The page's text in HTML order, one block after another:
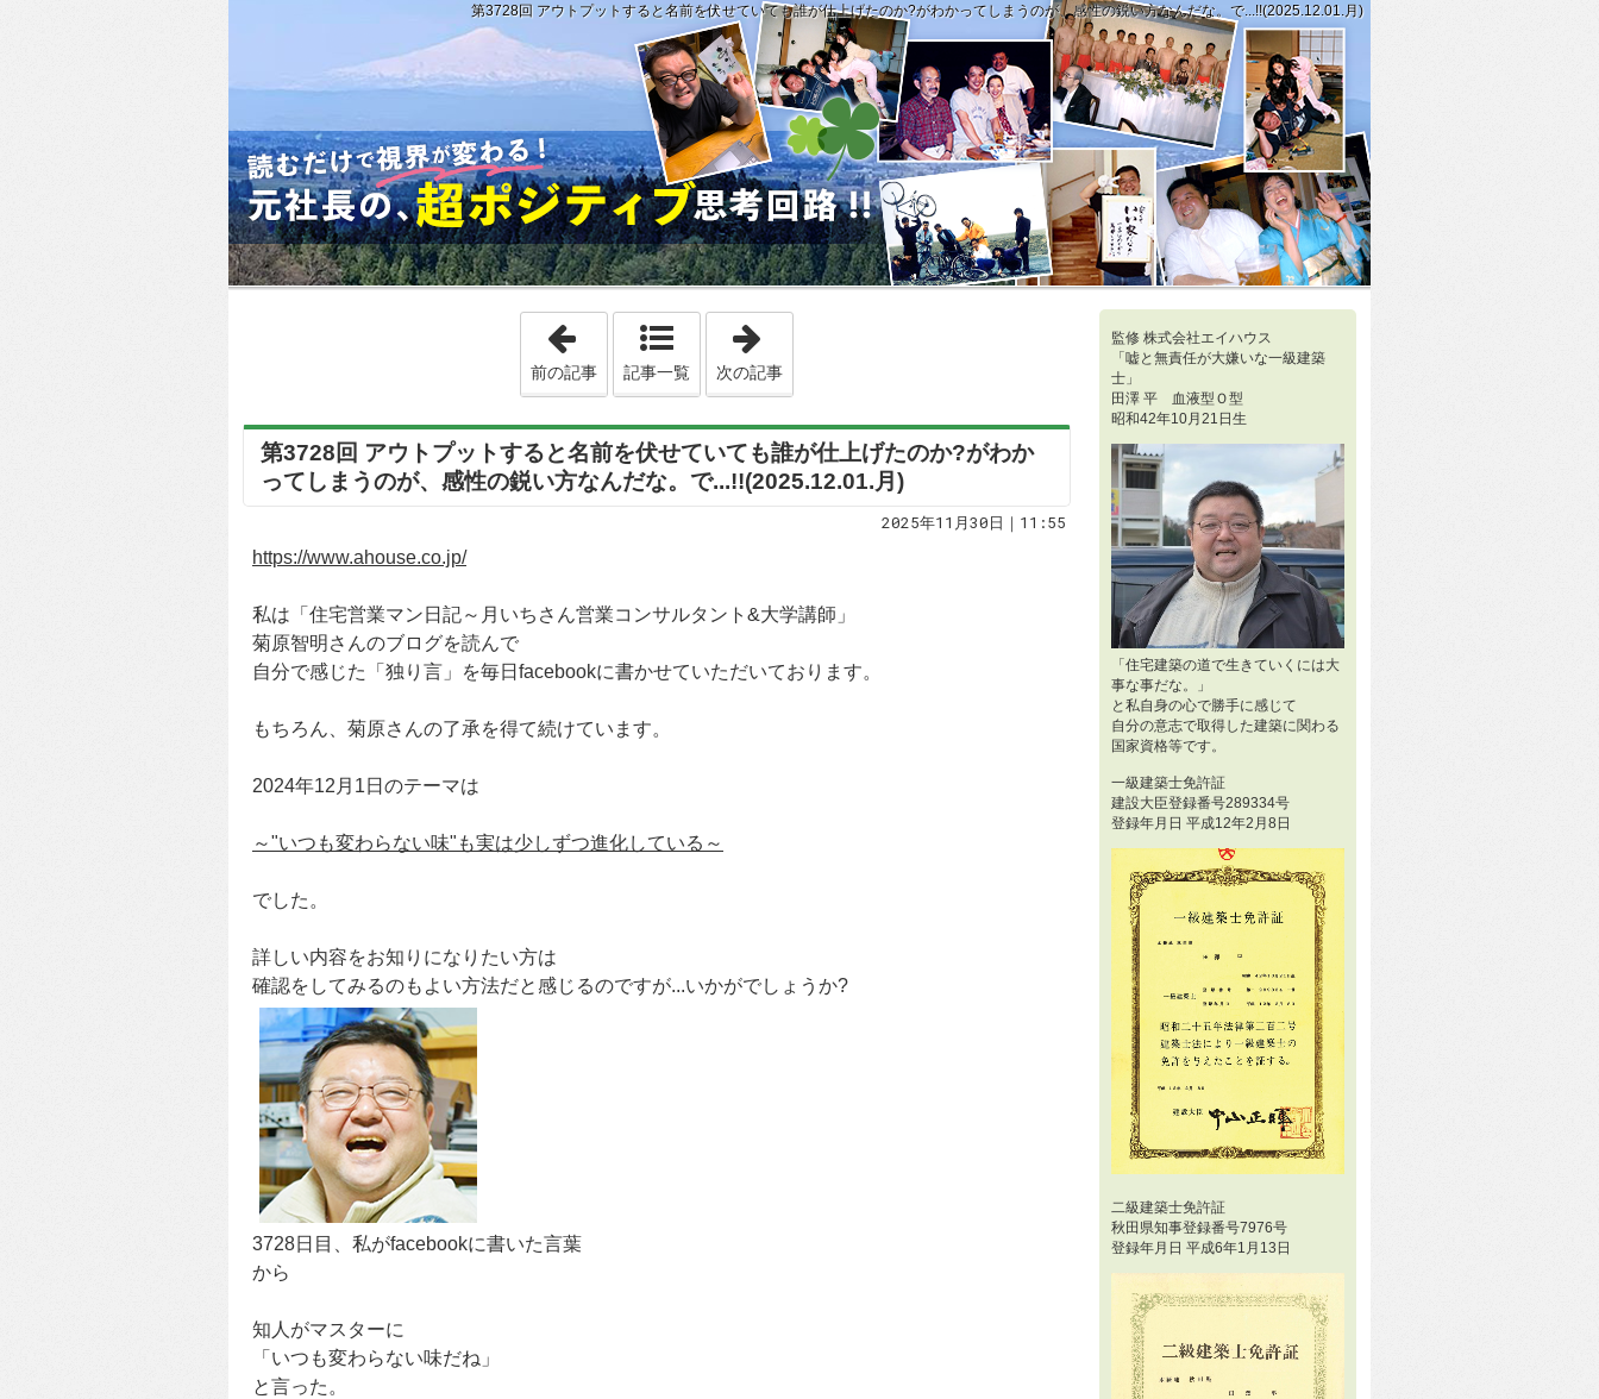
第3728回 アウトプットすると名前を伏せていても誰が仕上げたのか?がわかってしまうのが、感性の鋭い方なんだな。で...!!(2025.12.01.月)
「第3727回 CM費に神経が行くのが、私のお客様の傾向です。でも、無料の範囲でのSNSとホームページは最低限の広告費だな
前の記事 記事一覧 次の記事
第3728回 アウトプットすると名前を伏せていても誰が仕上げたのか?がわか
ってしまうのが、感性の鋭い方なんだな。で...!!(2025.12.01.月)
2025年11月30日｜11:55
https://www.ahouse.co.jp/
私は「住宅営業マン日記～月いちさん営業コンサルタント&大学講師」
菊原智明さんのブログを読んで
自分で感じた「独り言」を毎日facebookに書かせていただいております。
もちろん、菊原さんの了承を得て続けています。
2024年12月1日のテーマは
～"いつも変わらない味"も実は少しずつ進化している～
でした。
詳しい内容をお知りになりたい方は
確認をしてみるのもよい方法だと感じるのですが...いかがでしょうか?
3728日目、私がfacebookに書いた言葉
から
知人がマスターに
「いつも変わらない味だね」
と言った。
監修 株式会社エイハウス
「嘘と無責任が大嫌いな一級建築
士」
田澤 平 血液型Ｏ型
昭和42年10月21日生
「住宅建築の道で生きていくには大
事な事だな。」
と私自身の心で勝手に感じて
自分の意志で取得した建築に関わる
国家資格等です。
一級建築士免許証
建設大臣登録番号289334号
登録年月日 平成12年2月8日
二級建築士免許証
秋田県知事登録番号7976号
登録年月日 平成6年1月13日